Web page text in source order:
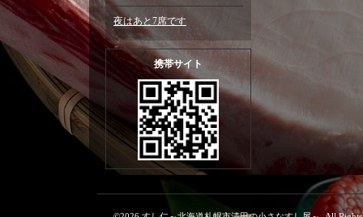
夜はあと7席です
携帯サイト